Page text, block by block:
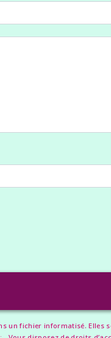
un fichier informatisé. Elles